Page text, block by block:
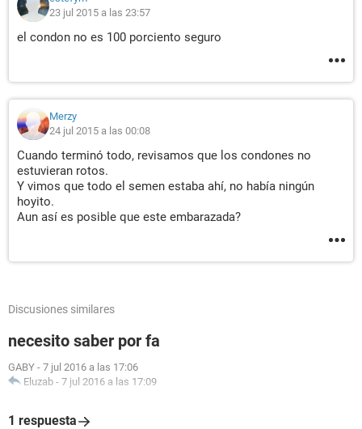
23 jul 2015 a las 23:57
el condon no es 100 porciento seguro
Merzy
24 jul 2015 a las 00:08
Cuando terminó todo, revisamos que los condones no
estuvieran rotos.
Y vimos que todo el semen estaba ahí, no había ningún
hoyito.
Aun así es posible que este embarazada?
Discusiones similares
necesito saber por fa
GABY - 7 jul 2016 a las 17:06
Eluzab - 7 jul 2016 a las 17:09
1 respuesta